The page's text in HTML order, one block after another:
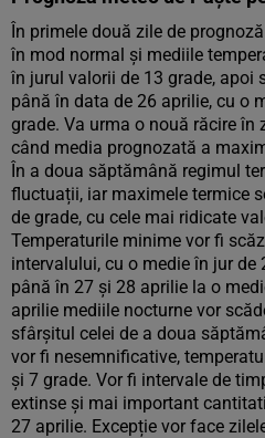
În primele două zile de
în mod normal și mediile
în jurul valorii de 13 grade, apoi
până în data de 26 aprilie, cu o
grade. Va urma o nouă răcire în
când media prognozată a
În a doua săptămână regimul
fluctuații, iar maximele termice
de grade, cu cele mai ridicate
Temperaturile minime vor fi
intervalului, cu o medie în jur de
până în 27 și 28 aprilie la o
aprilie mediile nocturne vor
sfârșitul celei de a doua
vor fi nesemnificative,
și 7 grade. Vor fi intervale de
extinse și mai important
27 aprilie. Excepție vor face